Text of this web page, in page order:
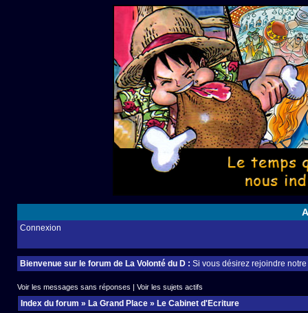
Connexion
Bienvenue sur le forum de La Volonté du D : Si vous désirez rejoindre
Voir les messages sans réponses | Voir les sujets actifs
Index du forum » La Grand Place » Le Cabinet d'Ecriture